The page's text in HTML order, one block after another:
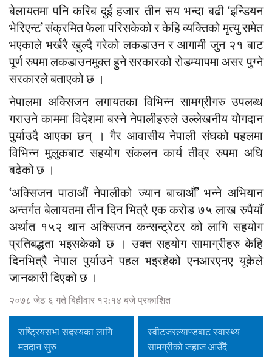
बेलायतमा पनि करिब दुई हजार तीन सय भन्दा बढी ‘इन्डियन
भेरिएन्ट’ संक्रमित फेला परिसकेको र केहि व्यक्तिको मृत्यु समेत
भएकाले भर्खरै खुल्दै गरेको लकडाउन र आगामी जुन २१ बाट
पूर्ण रुपमा लकडाउनमुक्त हुने सरकारको रोडम्यापमा असर पुग्ने
सरकारले बताएको छ ।
नेपालमा अक्सिजन लगायतका विभिन्न सामग्रीगरु उपलब्ध
गराउने काममा विदेशमा बस्ने नेपालीहरुले उल्लेखनीय योगदान
पुर्याउदै आएका छन् । गैर आवासीय नेपाली संघको पहलमा
विभिन्न मुलुकबाट सहयोग संकलन कार्य तीव्र रुपमा अघि
बढेको छ ।
‘अक्सिजन पाठाऔं नेपालीको ज्यान बाचाऔं’ भन्ने अभियान
अन्तर्गत बेलायतमा तीन दिन भित्रै एक करोड ७५ लाख रुपैयाँ
अर्थात १५२ थान अक्सिजन कन्सन्ट्रेटर को लागि सहयोग
प्रतिबद्धता भइसकेको छ । उक्त सहयोग सामाग्रीहरु केहि
दिनभित्रै नेपाल पुर्याउने पहल भइरहेको एनआरएनए यूकेले
जानकारी दिएको छ ।
२०७८ जेठ ६ गते बिहीवार १२:१४ बजे प्रकाशित
राष्ट्रियसभा सदस्यका लागि
मतदान सुरु
स्वीटजरल्याण्डबाट स्वास्थ्य
सामग्रीको जहाज आउँदै